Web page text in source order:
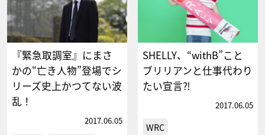
『緊急取調室』にまさ
かの“亡き人物”登場でシ
リーズ史上かつてない波
乱！
2017.06.05
SHELLY、“withB”こと
ブリリアンと仕事代わり
たい宣言⁈
2017.06.05
WRC